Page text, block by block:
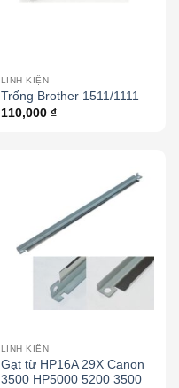
LINH KIỆN
Trống Brother 1511/1111
110,000 ₫
LINH KIỆN
Gạt từ HP16A 29X Canon
3500 HP5000 5200 3500